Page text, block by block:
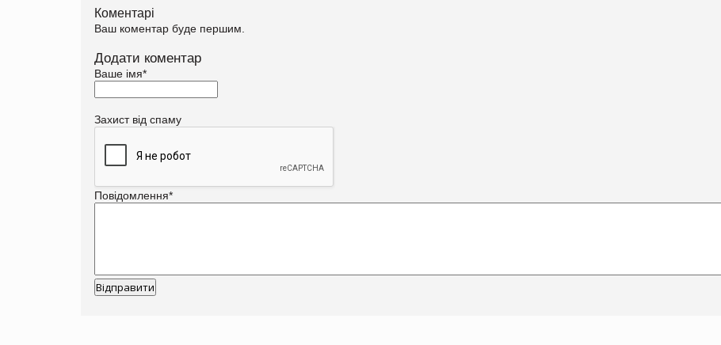
Коментарі
Ваш коментар буде першим.
Додати коментар
Ваше імя*
Захист від спаму
Повідомлення*